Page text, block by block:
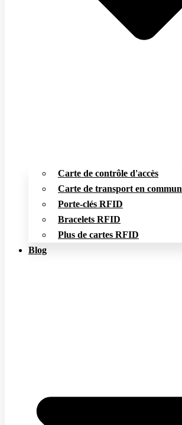
Carte de contrôle d'accès
Carte de transport en commun
Porte-clés RFID
Bracelets RFID
Plus de cartes RFID
Blog